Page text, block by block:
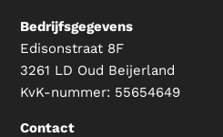
Bedrijfsgegevens
Edisonstraat 8F
3261 LD Oud Beijerland
KvK-nummer: 55654649
Contact